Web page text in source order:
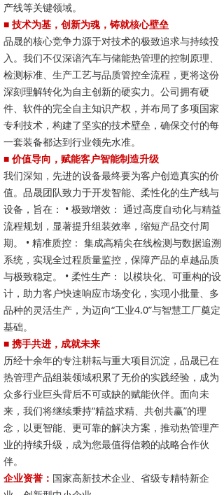
产线等关键领域。
■ 技术为基，创新为魂，铸就核心壁垒
品晟的核心竞争力源于对技术的极致追求与持续投
入。我们不仅深谙汽车与储能热管理的控制原理、
检测标准、生产工艺与品质管控全流程，更将这份
深刻理解转化为自主创新的硬实力。公司拥有硬
件、软件的完全自主知识产权，并布局了多项国家
专利技术，构建了坚实的技术壁垒，确保交付的每
一套装备都达到行业领先水准。
■ 价值导向，赋能客户智能制造升级
我们深知，先进的设备最终要为客户创造真实的价
值。品晟团队致力于开发智能、柔性化的生产线与
设备，旨在： • 极致增效： 通过高度自动化与精益
流程规划，显著提升组装效率，缩短产品交付周
期。 • 精准质控： 集成高精尖在线检测与数据追溯
系统，实现全过程质量监控，保障产品的卓越品质
与极致稳定。 • 柔性生产： 以模块化、可重构的设
计，助力客户快速响应市场变化，实现小批量、多
品种的灵活生产，为迈向“工业4.0”与智慧工厂奠定
基础。
■ 携手共进，成就未来
历经十余年的专注耕耘与重大项目沉淀，品晟已在
热管理产品组装领域积累了无价的实践经验，成为
众多行业巨头背后不可或缺的赋能伙伴。面向未
来，我们将继续秉持“精益求精、共创共赢”的理
念，以更智能、更可靠的解决方案，推动热管理产
业的持续升级，成为您最值得信赖的战略合作伙
伴。
企业资誉： 国家高新技术企业、省级专精特新企